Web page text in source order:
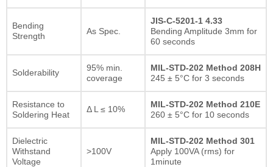
Bending
Strength
As Spec.
JIS-C-5201-1 4.33
Bending Amplitude 3mm for
60 seconds
Solderability
95% min.
coverage
MIL-STD-202 Method 208H
245 ± 5°C for 3 seconds
Resistance to
Soldering Heat
Δ L ≤ 10%
MIL-STD-202 Method 210E
260 ± 5°C for 10 seconds
Dielectric
Withstand
Voltage
>100V
MIL-STD-202 Method 301
Apply 100VA (rms) for
1minute